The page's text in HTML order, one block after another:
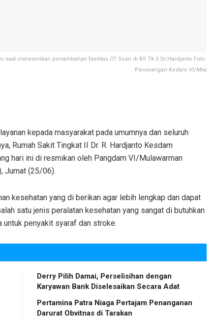
saat meresmikan penambahan fasilitas CT Scan di RS TK II Dr.Hardjanto.Foto:
Penerangan Kodam VI/Mlw
kepada masyarakat pada umumnya dan seluruh
Rumah Sakit Tingkat II Dr. R. Hardjanto Kesdam
hari ini di resmikan oleh Pangdam VI/Mulawarman
Jumat (25/06).
kesehatan yang di berikan agar lebih lengkap dan dapat
satu jenis peralatan kesehatan yang sangat di butuhkan
untuk penyakit syaraf dan stroke.
Derry Pilih Damai, Perselisihan dengan
Karyawan Bank Diselesaikan Secara Adat
Pertamina Patra Niaga Pertajam Penanganan
Darurat Obvitnas di Tarakan